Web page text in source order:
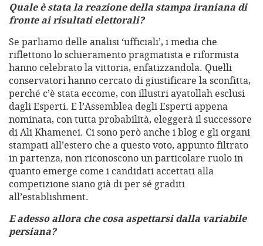
Quale è stata la reazione della stampa iraniana di
fronte ai risultati elettorali?
Se parliamo delle analisi ‘ufficiali’, i media che
riflettono lo schieramento pragmatista e riformista
hanno celebrato la vittoria, enfatizzandola. Quelli
conservatori hanno cercato di giustificare la sconfitta,
perché c’è stata eccome, con illustri ayatollah esclusi
dagli Esperti. E l’Assemblea degli Esperti appena
nominata, con tutta probabilità, eleggerà il successore
di Ali Khamenei. Ci sono però anche i blog e gli organi
stampati all’estero che a questo voto, appunto filtrato
in partenza, non riconoscono un particolare ruolo in
quanto emerge come i candidati accettati alla
competizione siano già di per sé graditi
all’establishment.
E adesso allora che cosa aspettarsi dalla variabile
persiana?